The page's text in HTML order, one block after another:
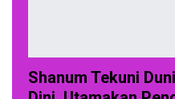
Shanum Tekuni